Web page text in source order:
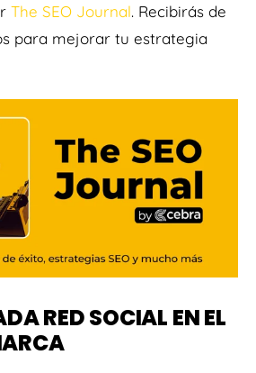
The SEO Journal. Recibirás de
para mejorar tu estrategia
RED SOCIAL EN EL